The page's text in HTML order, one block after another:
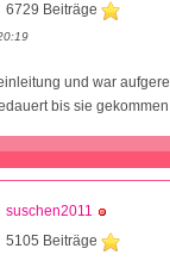
6729 Beiträge
und war
bis sie
suschen2011
5105 Beiträge